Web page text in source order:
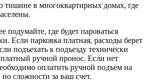
тишине в многоквартирных домах, где
подумайте, где будет пароваться
Если парковка платная, расходы берет
подъехать к подъезду технически
ручной пронос. Если нет
оплатить ручной подъем на
сложности за ваш счет.